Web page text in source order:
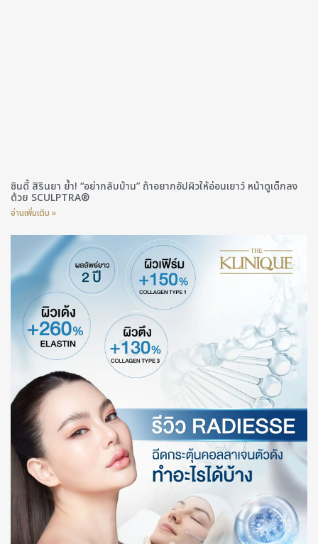
ซินดี้ สิรินยา ย้ำ! “อย่ากลับบ้าน” ถ้าอยากอัปผิวให้อ่อนเยาว์ หน้าดูเด็กลง
ด้วย SCULPTRA®
อ่านเพิ่มเติม »